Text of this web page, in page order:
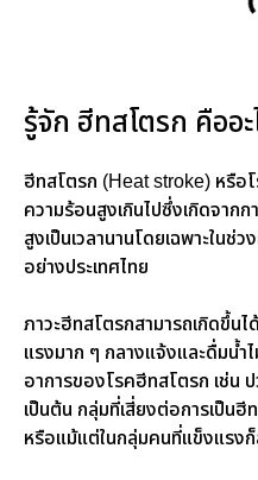
รู้จัก ฮีทสโตรก คืออะ
ฮีทสโตรก (Heat stroke) หรือ
ความร้อนสูงเกินไปซึ่งเกิดจา
สูงเป็นเวลานานโดยเฉพาะในช่
อย่างประเทศไทย
ภาวะฮีทสโตรกสามารถเกิดขึ้น
แรงมาก ๆ กลางแจ้งและดื่มน้ำ
อาการของโรคฮีทสโตรก เช่น
เป็นต้น กลุ่มที่เสี่ยงต่อการเป็น
หรือแม้แต่ในกลุ่มคนที่แข็งแรง